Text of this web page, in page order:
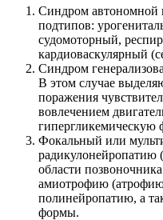
Синдром автономной
подтипов:
судомоторный,
кардиоваскулярный
Синдром
В этом случае
поражения
вовлечением
гипергликемическую
Фокальный или
радикулонейропатию
области
амиотрофию
полинейропатию, а
формы.